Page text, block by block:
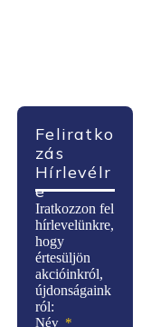
Feliratko
Zás
Hírlevélr
E
Iratkozzon fel
hírlevelünkre,
hogy
értesüljön
akcióinkról,
újdonságaink
ról:
Név